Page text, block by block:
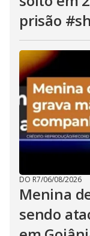
prisão
DO R7/06/08/2026
Menina
sendo